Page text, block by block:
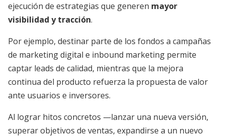
ejecución de estrategias que generen mayor
visibilidad y tracción.
Por ejemplo, destinar parte de los fondos a campañas
de marketing digital e inbound marketing permite
captar leads de calidad, mientras que la mejora
continua del producto refuerza la propuesta de valor
ante usuarios e inversores.
Al lograr hitos concretos —lanzar una nueva versión,
superar objetivos de ventas, expandirse a un nuevo